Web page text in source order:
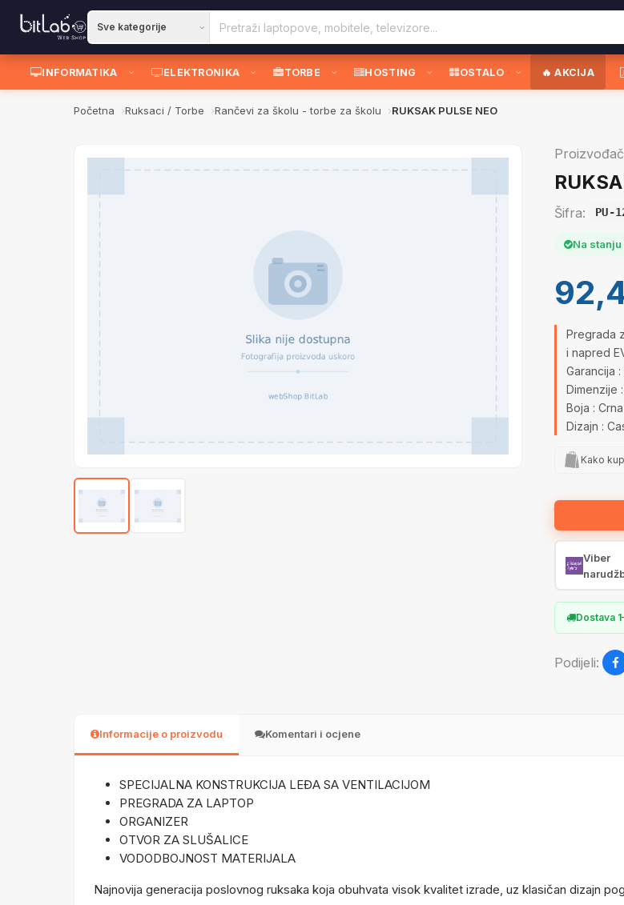
INFORMATIKA ELEKTRONIKA TORBE HOSTING OSTALO 🔥 AKCIJA
Početna Ruksaci / Torbe Rančevi za školu - torbe za školu RUKSAK PULSE NEO
Šifra: PU-
Na stanju
Pregrada
i napred
Garancija
Dimenzije
Boja : Crna
Dizajn :
Kako
Viber
Dostava
Podijeli:
Informacije o proizvodu Komentari i ocjene
SPECIJALNA KONSTRUKCIJA LEĐA SA VENTILACIJOM
PREGRADA ZA LAPTOP
ORGANIZER
OTVOR ZA SLUŠALICE
VODODBOJNOST MATERIJALA
Najnovija generacija poslovnog ruksaka koja obuhvata visok kvalitet izrade, uz klasičan dizajn